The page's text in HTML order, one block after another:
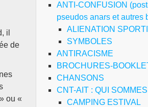
il
de
ou «
ANTI-CONFUSION
pseudos anars et autres
ALIENATION
SYMBOLES
ANTIRACISME
BROCHURES-
CHANSONS
CNT-AIT : QUI
CAMPING ESTIVAL